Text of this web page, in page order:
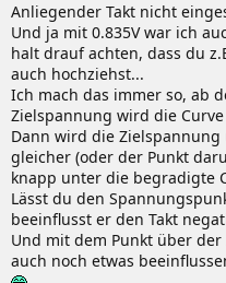
Anliegender Takt nicht
Und ja mit 0.835V war ich
halt drauf achten, dass du
auch hochziehst...
Ich mach das immer so, ab
Zielspannung wird die
Dann wird die
gleicher (oder der Punkt
knapp unter die begradigte
Lässt du den
beeinflusst er den Takt
Und mit dem Punkt über
auch noch etwas